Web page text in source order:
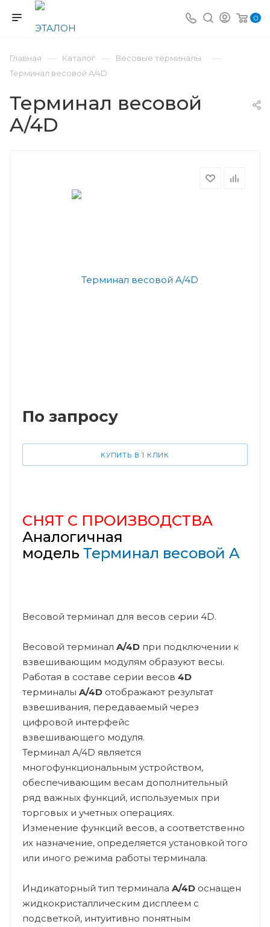
0
Главная — Каталог — Весовые терминалы —
Терминал весовой A/4D
Терминал весовой
A/4D
По запросу
КУПИТЬ В 1 КЛИК
СНЯТ С ПРОИЗВОДСТВА
Аналогичная
модель Терминал весовой A
Весовой терминал для весов серии 4D.
Весовой терминал A/4D при подключении к
взвешивающим модулям образуют весы.
Работая в составе серии весов 4D
терминалы A/4D отображают результат
взвешивания, передаваемый через
цифровой интерфейс
взвешивающего модуля.
Терминал A/4D является
многофункциональным устройством,
обеспечивающим весам дополнительный
ряд важных функций, используемых при
торговых и учетных операциях.
Изменение функций весов, а соответственно
их назначение, определяется установкой того
или иного режима работы терминала.
Индикаторный тип терминала A/4D оснащен
жидкокристаллическим дисплеем с
подсветкой, интуитивно понятным